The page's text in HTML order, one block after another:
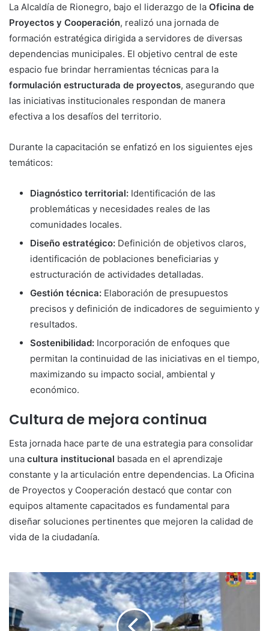
La Alcaldía de Rionegro, bajo el liderazgo de la Oficina de
Proyectos y Cooperación, realizó una jornada de
formación estratégica dirigida a servidores de diversas
dependencias municipales. El objetivo central de este
espacio fue brindar herramientas técnicas para la
formulación estructurada de proyectos, asegurando que
las iniciativas institucionales respondan de manera
efectiva a los desafíos del territorio.
Durante la capacitación se enfatizó en los siguientes ejes
temáticos:
Diagnóstico territorial: Identificación de las
problemáticas y necesidades reales de las
comunidades locales.
Diseño estratégico: Definición de objetivos claros,
identificación de poblaciones beneficiarias y
estructuración de actividades detalladas.
Gestión técnica: Elaboración de presupuestos
precisos y definición de indicadores de seguimiento y
resultados.
Sostenibilidad: Incorporación de enfoques que
permitan la continuidad de las iniciativas en el tiempo,
maximizando su impacto social, ambiental y
económico.
Cultura de mejora continua
Esta jornada hace parte de una estrategia para consolidar
una cultura institucional basada en el aprendizaje
constante y la articulación entre dependencias. La Oficina
de Proyectos y Cooperación destacó que contar con
equipos altamente capacitados es fundamental para
diseñar soluciones pertinentes que mejoren la calidad de
vida de la ciudadanía.